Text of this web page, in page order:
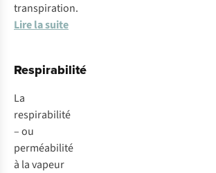
transpiration.
Lire la suite
Respirabilité
La
respirabilité
– ou
perméabilité
à la vapeur